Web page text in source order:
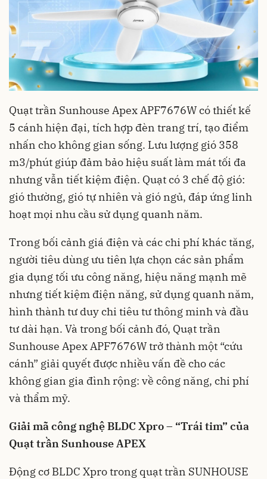
Quạt trần Sunhouse Apex APF7676W có thiết kế
5 cánh hiện đại, tích hợp đèn trang trí, tạo điểm
nhấn cho không gian sống. Lưu lượng gió 358
m3/phút giúp đảm bảo hiệu suất làm mát tối đa
nhưng vẫn tiết kiệm điện. Quạt có 3 chế độ gió:
gió thường, gió tự nhiên và gió ngủ, đáp ứng linh
hoạt mọi nhu cầu sử dụng quanh năm.
Trong bối cảnh giá điện và các chi phí khác tăng,
người tiêu dùng ưu tiên lựa chọn các sản phẩm
gia dụng tối ưu công năng, hiệu năng mạnh mẽ
nhưng tiết kiệm điện năng, sử dụng quanh năm,
hình thành tư duy chi tiêu tư thông minh và đầu
tư dài hạn. Và trong bối cảnh đó, Quạt trần
Sunhouse Apex APF7676W trở thành một “cứu
cánh” giải quyết được nhiều vấn đề cho các
không gian gia đình rộng: về công năng, chi phí
và thẩm mỹ.
Giải mã công nghệ BLDC Xpro – “Trái tim” của
Quạt trần SunhouseAPEX
Động cơ BLDC Xpro trong quạt trần SUNHOUSE